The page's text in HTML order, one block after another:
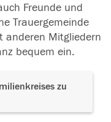
Freunde und
Trauergemeinde
anderen Mitgliedern
bequem ein.
zu